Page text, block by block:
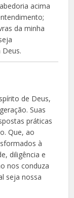
acima
da minha
de Deus,
Suas
práticas
Que, ao
à
diligência e
nos conduza
seja nossa